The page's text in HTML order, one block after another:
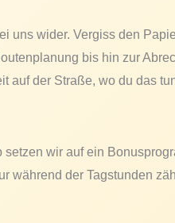
uns wider. Vergiss den
bis hin zur
auf der Straße, wo du das
wir auf ein
der Tagstunden